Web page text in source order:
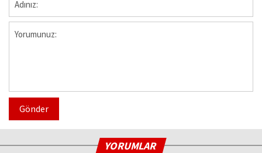
Gönder
YORUMLAR